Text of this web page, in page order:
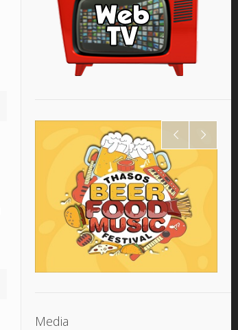
Media